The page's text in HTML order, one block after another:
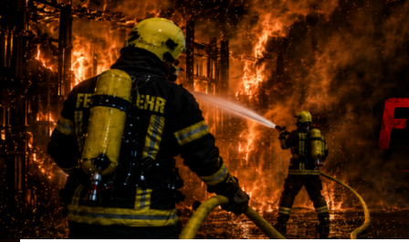
Zum
Inhalt
springen